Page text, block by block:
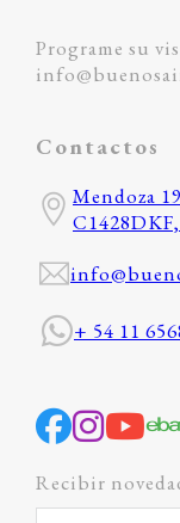
Programe su
Contactos
Mendoza
+ 54 11
Recibir